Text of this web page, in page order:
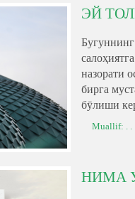
ЭЙ
назорати
бирга
бӯлиши
Muallif: . .
НИМА